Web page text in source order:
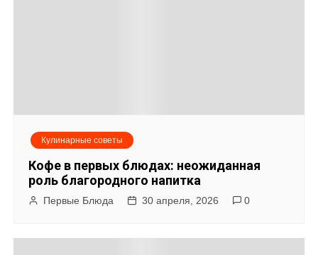
м
Кулинарные советы
Кофе в первых блюдах: неожиданная
роль благородного напитка
Первые Блюда 30 апреля, 2026 0